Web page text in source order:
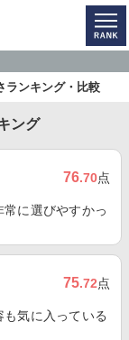
ランキング・比較
ング
76.70点
に選びやすかっ
75.72点
気に入っている